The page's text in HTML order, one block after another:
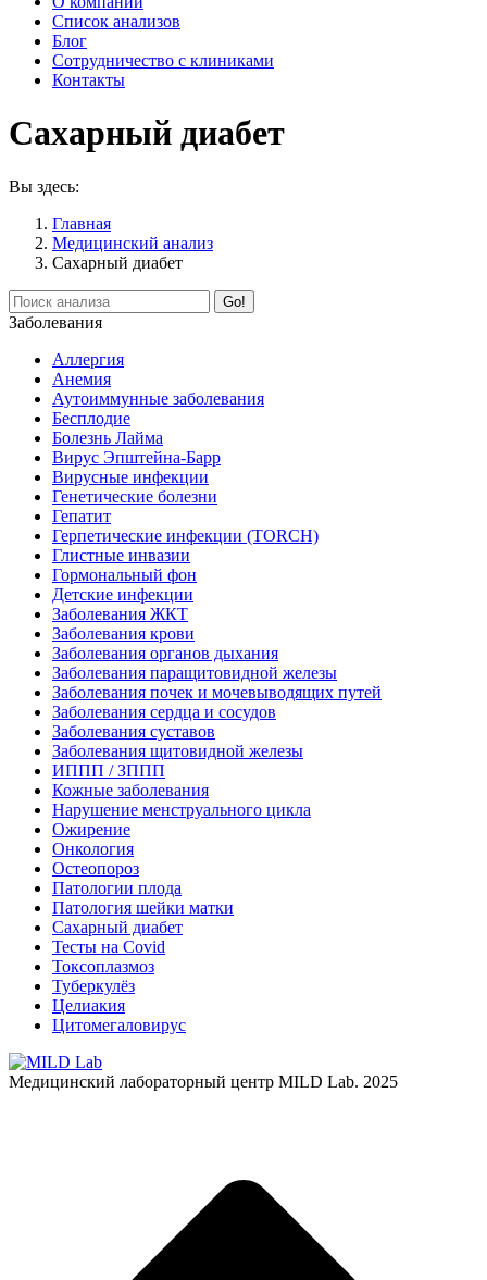
Список анализов
Блог
Сотрудничество с клиниками
Контакты
Сахарный диабет
Вы здесь:
Главная
Медицинский анализ
Сахарный диабет
Search:
Заболевания
Аллергия
Анемия
Аутоиммунные заболевания
Бесплодие
Болезнь Лайма
Вирус Эпштейна-Барр
Вирусные инфекции
Генетические болезни
Гепатит
Герпетические инфекции (TORCH)
Глистные инвазии
Гормональный фон
Детские инфекции
Заболевания ЖКТ
Заболевания крови
Заболевания органов дыхания
Заболевания паращитовидной железы
Заболевания почек и мочевыводящих путей
Заболевания сердца и сосудов
Заболевания суставов
Заболевания щитовидной железы
ИППП / ЗППП
Кожные заболевания
Нарушение менструального цикла
Ожирение
Онкология
Остеопороз
Патологии плода
Патология шейки матки
Сахарный диабет
Тесты на Covid
Токсоплазмоз
Туберкулёз
Целиакия
Цитомегаловирус
Медицинский лабораторный центр MILD Lab. 2025